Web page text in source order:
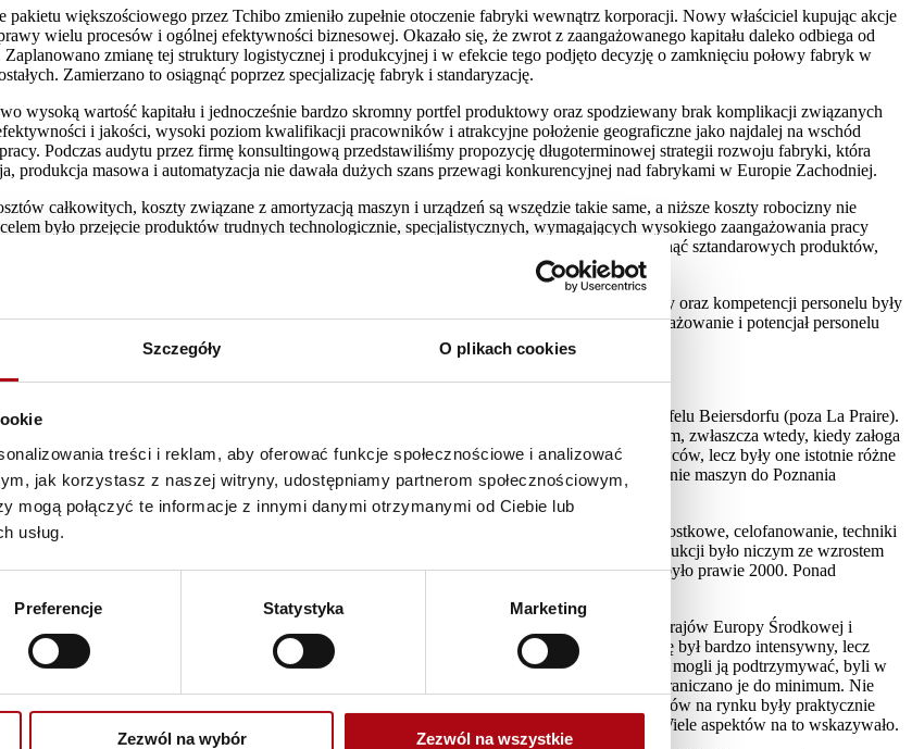
Szczegóły O plikach cookies
treści i reklam, aby oferować funkcje społecznościowe i analizować
jak korzystasz z naszej witryny, udostępniamy partnerom społecznościowym,
mogą połączyć te informacje z innymi danymi otrzymanymi od Ciebie lub
usług.
Preferencje Statystyka Marketing
Zezwól na wybór Zezwól na wszystkie
większościowego przez Tchibo zmieniło zupełnie otoczenie fabryki wewnątrz korporacji. Nowy właściciel kupując akcje
wielu procesów i ogólnej efektywności biznesowej. Okazało się, że zwrot z zaangażowanego kapitału daleko odbiega od
zmianę tej struktury logistycznej i produkcyjnej i w efekcie tego podjęto decyzję o zamknięciu połowy fabryk w
Zamierzano to osiągnąć poprzez specjalizację fabryk i standaryzację.
wysoką wartość kapitału i jednocześnie bardzo skromny portfel produktowy oraz spodziewany brak komplikacji związanych
i jakości, wysoki poziom kwalifikacji pracowników i atrakcyjne położenie geograficzne jako najdalej na wschód
Podczas audytu przez firmę konsultingową przedstawiliśmy propozycję długoterminowej strategii rozwoju fabryki, która
produkcja masowa i automatyzacja nie dawała dużych szans przewagi konkurencyjnej nad fabrykami w Europie Zachodniej.
całkowitych, koszty związane z amortyzacją maszyn i urządzeń są wszędzie takie same, a niższe koszty robocizny nie
było przejęcie produktów trudnych technologicznie, specjalistycznych, wymagających wysokiego zaangażowania pracy
udziału produktów niszowych i nieposiadających efektu skali. Nie mogło to jednak dotknąć sztandarowych produktów,
twarzy.
i o znacznie krótszym czasie życia produktu, wymagające znaczącego nakładu robocizny oraz kompetencji personelu były
a przede wszystkich sprawdzone na wskroś przez firmy konsultingowe kompetencje, zaangażowanie i potencjał personelu
produkcję kremów NIVEA Visage Eucerin najbardziej zaawansowanych kremów w portfelu Beiersdorfu (poza La Praire).
z zamykanych fabryk ze Szwecji i Włoch. Przenosiny fabryk, są zawsze bolesnym procesem, zwłaszcza wtedy, kiedy załoga
problem. Rozwijające się osobno fabryki posiadały maszyny od tych samych dostawców, lecz były one istotnie różne
w zastosowanych koncepcjach myć, przezbrojeń i przepływów materiałowych. Przeniesienie maszyn do Poznania
według dostarczonej dokumentacji. Wiele technologii takich jak pakowanie w kartoniki jednostkowe, celofanowanie, techniki
Zmiana w portfelu produktowym była jeszcze bardziej znacząca. Potrojenie wielkości produkcji było niczym ze wzrostem
momencie transferu, połączonego z re-launchem NIVEA Visage, tych produktów było prawie 2000. Ponad
Liczba pracowników wzrosła o 100%, jednak liczba ta nie oddaje skali trudności.
przed nami zadanie by utworzyć w Poznaniu pierwszy w Beiersdorfie hub logistyczny dla krajów Europy Środkowej i
zespołu zarządzania łańcuchem dostaw. Dla pozostałych pracowników proces uczenia się był bardzo intensywny, lecz
a w miękkich aspektach pracownicy, którzy tworzyli dotychczas kulturę tej organizacji i mogli ją podtrzymywać, byli w
wymagania korporacji wszelkie przygotowania były okryte tajemnicą i z tego też względu ograniczano je do minimum. Nie
to ponad 2 lata. Pomimo wielu przeciwności udało nam się. Straty w dostępności produktów na rynku były praktycznie
tym samym zespołem i po etapie przemian wrócimy do tej samej kultury naszej organizacji. Wiele aspektów na to wskazywało.